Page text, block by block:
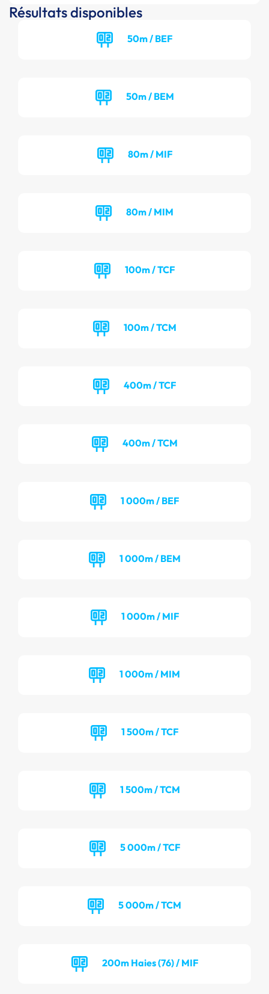
Résultats disponibles
50m / BEF
50m / BEM
80m / MIF
80m / MIM
100m / TCF
100m / TCM
400m / TCF
400m / TCM
1 000m / BEF
1 000m / BEM
1 000m / MIF
1 000m / MIM
1 500m / TCF
1 500m / TCM
5 000m / TCF
5 000m / TCM
200m Haies (76) / MIF